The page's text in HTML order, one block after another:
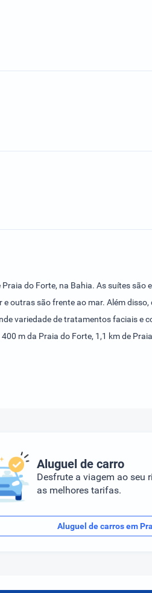
do Forte, na Bahia. As suítes são
outras são frente ao mar. Além
variedade de tratamentos faciais e
m da Praia do Forte, 1,1 km de
Aluguel de carro
Desfrute a viagem ao seu
as melhores tarifas.
Aluguel de carros em